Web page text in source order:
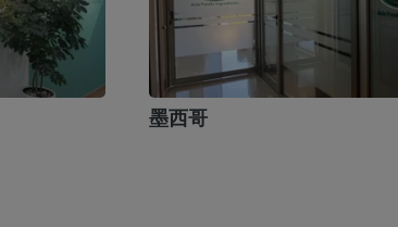
墨西哥